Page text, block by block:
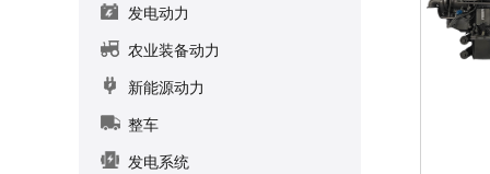
发电动力
农业装备动力
新能源动力
整车
发电系统